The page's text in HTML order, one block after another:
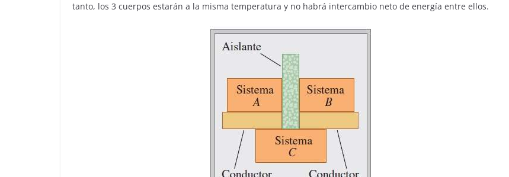
tanto, los 3 cuerpos estarán a la misma temperatura y no habrá intercambio neto de energía entre ellos.